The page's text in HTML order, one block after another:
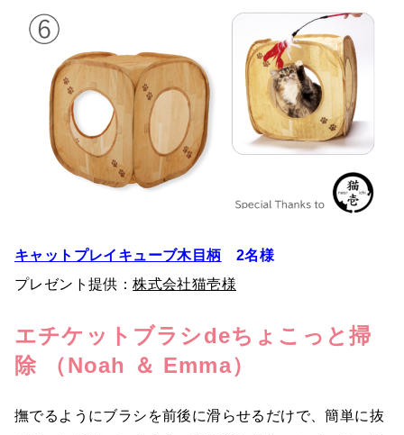
キャットプレイキューブ木目柄 2名様
プレゼント提供：株式会社猫壱様
エチケットブラシdeちょこっと掃
除 （Noah ＆ Emma）
撫でるようにブラシを前後に滑らせるだけで、簡単に抜